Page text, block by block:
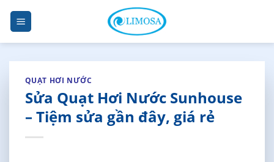
Skip
content
QUẠT HƠI NƯỚC
Sửa Quạt Hơi Nước Sunhouse
– Tiệm sửa gần đây, giá rẻ